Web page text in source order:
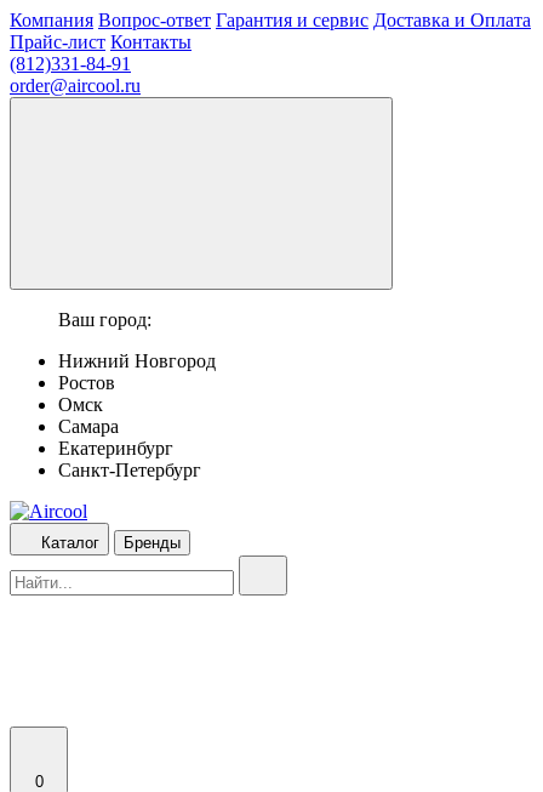
Компания Вопрос-ответ Гарантия и сервис Доставка и Оплата
Прайс-лист Контакты
(812)331-84-91
order@aircool.ru
Ваш город:
Нижний Новгород
Ростов
Омск
Самара
Екатеринбург
Санкт-Петербург
Каталог Бренды
0